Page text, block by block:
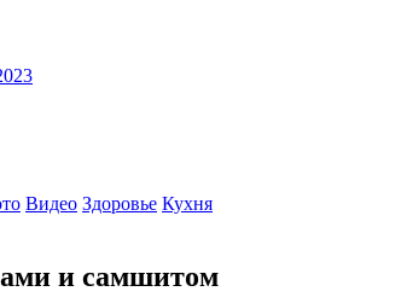
Видео Здоровье Кухня
и самшитом